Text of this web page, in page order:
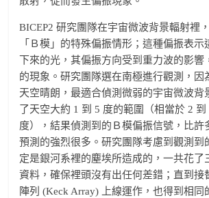
BICEP2 研究團隊在宇宙微波背景輻射裡
「Ｂ模」的特殊偏振情形；這種偏振表
下來的光，其偏振方向受到重力波的影響
的現象。研究團隊選在南極進行觀測，因
天空晴朗，最適合偵測微弱的宇宙微波背
了天空大約 1 到 5 度的範圍（相當於 2
度），結果偵測到的Ｂ模偏振信號，比許
預測的強烈很多。研究團隊考慮到觀測到
定是銀河系裡的塵埃所造成的，一共花了
資料，確保裡頭沒有出任何差錯；直到接
陣列 (Keck Array) 上線運作，也得到相同